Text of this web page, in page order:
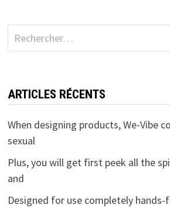
Rechercher :
ARTICLES RÉCENTS
When designing products, We-Vibe
sexual
Plus, you will get first peek all the
and
Designed for use completely hands-